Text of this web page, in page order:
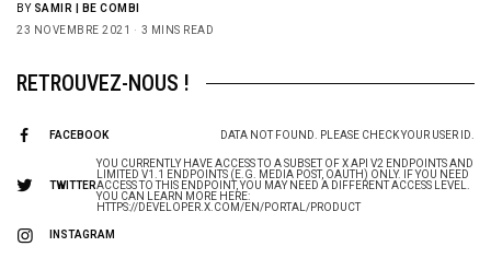
BY SAMIR | BE COMBI
23 NOVEMBRE 2021
3 MINS READ
RETROUVEZ-NOUS !
FACEBOOK DATA NOT FOUND. PLEASE CHECK YOUR USER ID.
TWITTER
YOU CURRENTLY HAVE ACCESS TO A SUBSET OF X API V2 ENDPOINTS AND
LIMITED V1.1 ENDPOINTS (E.G. MEDIA POST, OAUTH) ONLY. IF YOU NEED
ACCESS TO THIS ENDPOINT, YOU MAY NEED A DIFFERENT ACCESS LEVEL.
YOU CAN LEARN MORE HERE:
HTTPS://DEVELOPER.X.COM/EN/PORTAL/PRODUCT
INSTAGRAM